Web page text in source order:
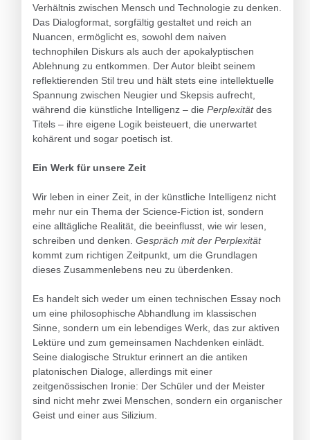
Verhältnis zwischen Mensch und Technologie zu denken.
Das Dialogformat, sorgfältig gestaltet und reich an
Nuancen, ermöglicht es, sowohl dem naiven
technophilen Diskurs als auch der apokalyptischen
Ablehnung zu entkommen. Der Autor bleibt seinem
reflektierenden Stil treu und hält stets eine intellektuelle
Spannung zwischen Neugier und Skepsis aufrecht,
während die künstliche Intelligenz – die Perplexitätdes
Titels – ihre eigene Logik beisteuert, die unerwartet
kohärent und sogar poetisch ist.
Ein Werk für unsere Zeit
Wir leben in einer Zeit, in der künstliche Intelligenz nicht
mehr nur ein Thema der Science-Fiction ist, sondern
eine alltägliche Realität, die beeinflusst, wie wir lesen,
schreiben und denken. Gespräch mit der Perplexität
kommt zum richtigen Zeitpunkt, um die Grundlagen
dieses Zusammenlebens neu zu überdenken.
Es handelt sich weder um einen technischen Essay noch
um eine philosophische Abhandlung im klassischen
Sinne, sondern um ein lebendiges Werk, das zur aktiven
Lektüre und zum gemeinsamen Nachdenken einlädt.
Seine dialogische Struktur erinnert an die antiken
platonischen Dialoge, allerdings mit einer
zeitgenössischen Ironie: Der Schüler und der Meister
sind nicht mehr zwei Menschen, sondern ein organischer
Geist und einer aus Silizium.